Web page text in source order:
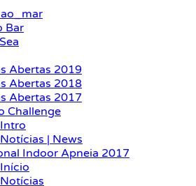
Bar
Abertas 2019
Abertas 2018
Abertas 2017
Challenge
Intro
Notícias | News
Indoor Apneia 2017
Início
Notícias